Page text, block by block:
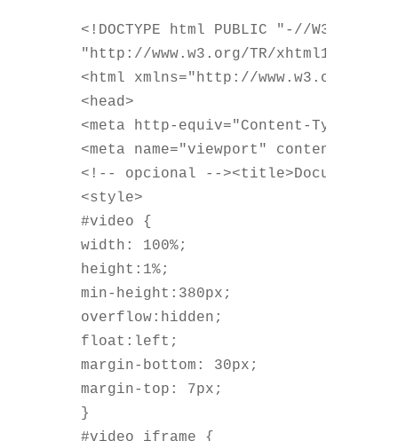
<!DOCTYPE html PUBLIC "-//W3C//
"http://www.w3.org/TR/xhtml1/DTD/
<html xmlns="http://www.w3.org/
<head>
<meta http-equiv="Content-Type"
<meta name="viewport"
<!-- opcional --
<style>
float:left;
margin-bottom: 30px;
margin-top: 7px;
}